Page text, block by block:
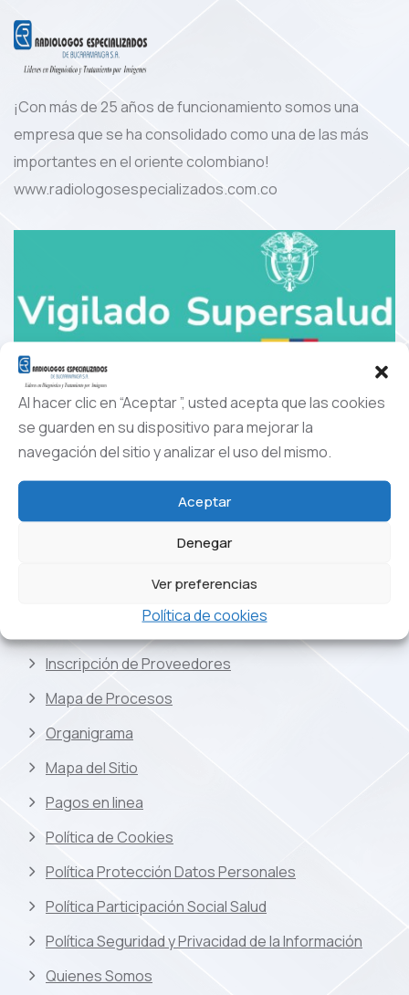
Al hacer clic en “Aceptar ”, usted acepta que las cookies
se guarden en su dispositivo para mejorar la
navegación del sitio y analizar el uso del mismo.
Aceptar
Denegar
Ver preferencias
Política de cookies
¡Con más de 25 años de funcionamiento somos una
empresa que se ha consolidado como una de las más
importantes en el oriente colombiano!
www.radiologosespecializados.com.co
Enlaces de Interes
Alianza Usuarios
Comité de Ética
Estados Financieros
Inscripción de Proveedores
Mapa de Procesos
Organigrama
Mapa del Sitio
Pagos en linea
Política de Cookies
Política Protección Datos Personales
Política Participación Social Salud
Política Seguridad y Privacidad de la Información
Quienes Somos